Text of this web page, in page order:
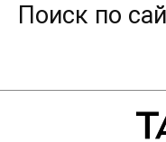
Поиск по